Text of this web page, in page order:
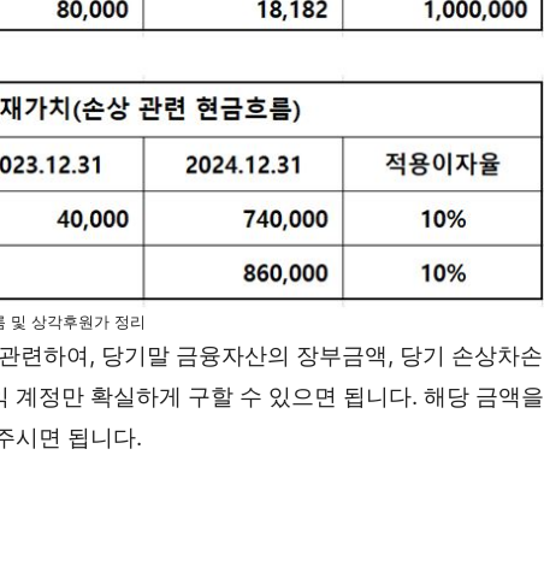
및 상각후원가 정리
련하여, 당기말 금융자산의 장부금액, 당기 손상차손
정만 확실하게 구할 수 있으면 됩니다. 해당 금액을
시면 됩니다.